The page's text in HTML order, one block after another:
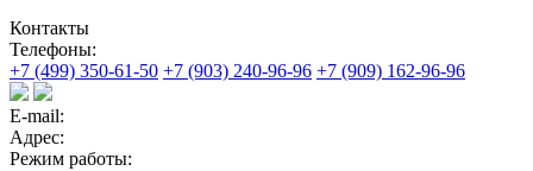
Контакты
Телефоны:
+7 (499) 350-61-50 +7 (903) 240-96-96 +7 (909) 162-96-96
E-mail:
Адрес:
Режим работы: